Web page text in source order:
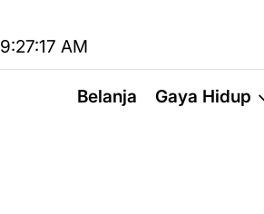
9:27:18 AM
Belanja Gaya Hidup